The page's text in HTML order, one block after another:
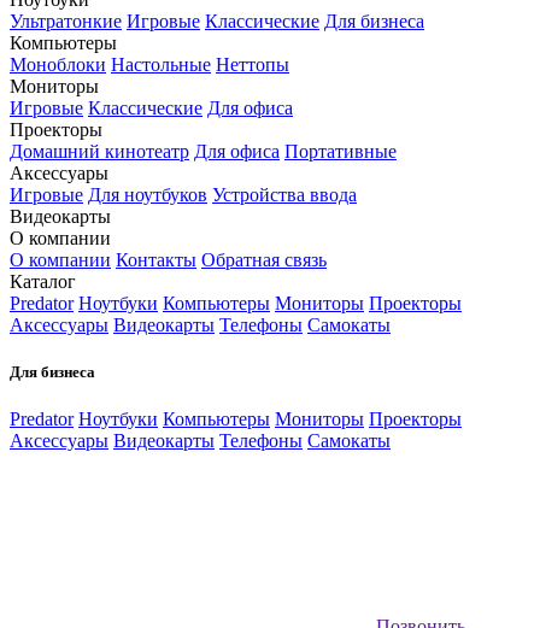
Ультратонкие Игровые Классические Для бизнеса
Компьютеры
Моноблоки Настольные Неттопы
Мониторы
Игровые Классические Для офиса
Проекторы
Домашний кинотеатр Для офиса Портативные
Аксессуары
Игровые Для ноутбуков Устройства ввода
Видеокарты
О компании
О компании Контакты Обратная связь
Каталог
Predator Ноутбуки Компьютеры Мониторы Проекторы
Аксессуары Видеокарты Телефоны Самокаты
Для бизнеса
Predator Ноутбуки Компьютеры Мониторы Проекторы
Аксессуары Видеокарты Телефоны Самокаты